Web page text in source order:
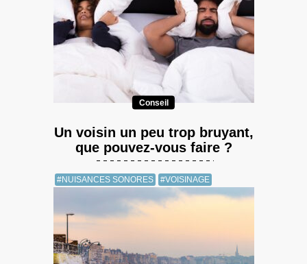
Conseil
Un voisin un peu trop bruyant,
que pouvez-vous faire ?
#NUISANCES SONORES #VOISINAGE